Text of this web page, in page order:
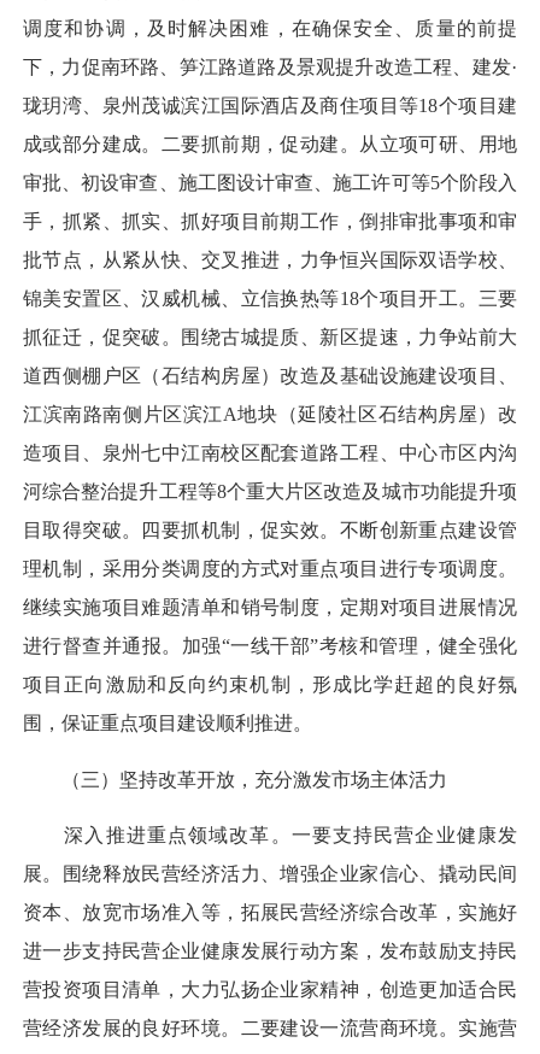
调度和协调，及时解决困难，在确保安全、质量的前提
下，力促南环路、笋江路道路及景观提升改造工程、建发·
珑玥湾、泉州茂诚滨江国际酒店及商住项目等18个项目建
成或部分建成。二要抓前期，促动建。从立项可研、用地
审批、初设审查、施工图设计审查、施工许可等5个阶段入
手，抓紧、抓实、抓好项目前期工作，倒排审批事项和审
批节点，从紧从快、交叉推进，力争恒兴国际双语学校、
锦美安置区、汉威机械、立信换热等18个项目开工。三要
抓征迁，促突破。围绕古城提质、新区提速，力争站前大
道西侧棚户区（石结构房屋）改造及基础设施建设项目、
江滨南路南侧片区滨江A地块（延陵社区石结构房屋）改
造项目、泉州七中江南校区配套道路工程、中心市区内沟
河综合整治提升工程等8个重大片区改造及城市功能提升项
目取得突破。四要抓机制，促实效。不断创新重点建设管
理机制，采用分类调度的方式对重点项目进行专项调度。
继续实施项目难题清单和销号制度，定期对项目进展情况
进行督查并通报。加强“一线干部”考核和管理，健全强化
项目正向激励和反向约束机制，形成比学赶超的良好氛
围，保证重点项目建设顺利推进。
（三）坚持改革开放，充分激发市场主体活力
深入推进重点领域改革。一要支持民营企业健康发
展。围绕释放民营经济活力、增强企业家信心、撬动民间
资本、放宽市场准入等，拓展民营经济综合改革，实施好
进一步支持民营企业健康发展行动方案，发布鼓励支持民
营投资项目清单，大力弘扬企业家精神，创造更加适合民
营经济发展的良好环境。二要建设一流营商环境。实施营